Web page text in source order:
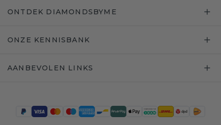
ONTDEK DIAMONDSBYME
ONZE KENNISBANK
AANBEVOLEN LINKS